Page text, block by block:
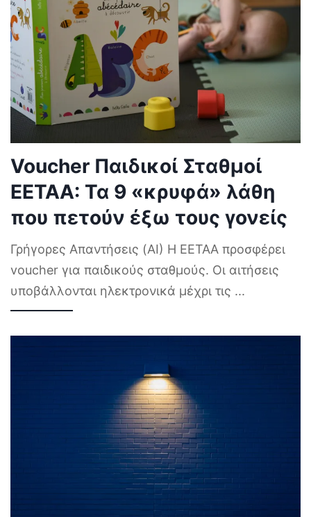
Voucher Παιδικοί Σταθμοί
ΕΕΤΑΑ: Τα 9 «κρυφά» λάθη
που πετούν έξω τους γονείς
Γρήγορες Απαντήσεις (AI) Η ΕΕΤΑΑ προσφέρει
voucher για παιδικούς σταθμούς. Οι αιτήσεις
υποβάλλονται ηλεκτρονικά μέχρι τις ...